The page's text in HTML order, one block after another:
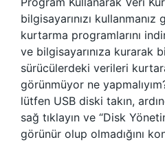
bilgisayarınızı
kurtarma programlarını
ve bilgisayarınıza kurarak
sürücülerdeki verileri
görünmüyor ne
lütfen USB diski takın,
sağ tıklayın ve “Disk
görünür olup olmadığını